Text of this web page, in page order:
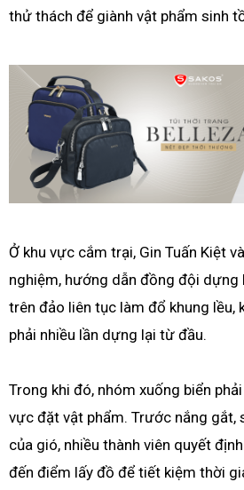
thử thách để giành vật phẩm sinh
Ở khu vực cắm trại, Gin Tuấn Kiệt
nghiệm, hướng dẫn đồng đội dựng
trên đảo liên tục làm đổ khung lều,
phải nhiều lần dựng lại từ đầu.
Trong khi đó, nhóm xuống biển
vực đặt vật phẩm. Trước nắng gắt,
của gió, nhiều thành viên quyết
đến điểm lấy đồ để tiết kiệm thời